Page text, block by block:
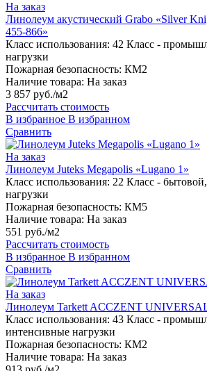
На заказ
Линолеум акустический Grabo «Silver
455-866»
Класс использования: 42 Класс -
нагрузки
Пожарная безопасность: КМ2
Наличие товара: На заказ
3 857 руб./м2
Рассчитать стоимость
В избранное В избранном
Сравнить
На заказ
Линолеум Juteks Megapolis «Lugano 1»
Класс использования: 22 Класс -
нагрузки
Пожарная безопасность: КМ5
Наличие товара: На заказ
551 руб./м2
Рассчитать стоимость
В избранное В избранном
Сравнить
На заказ
Линолеум Tarkett ACCZENT
Класс использования: 43 Класс -
интенсивные нагрузки
Пожарная безопасность: КМ2
Наличие товара: На заказ